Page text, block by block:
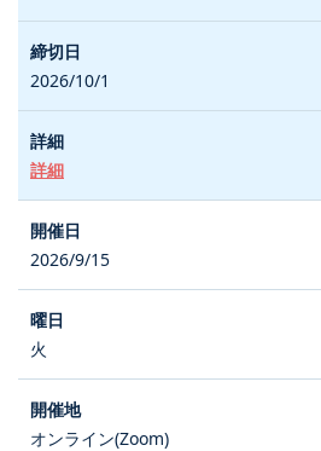
2026/10/1
詳細
2026/9/15
火
オンライン(Zoom)